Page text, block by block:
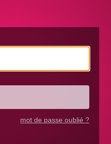
mot de passe oublié ?